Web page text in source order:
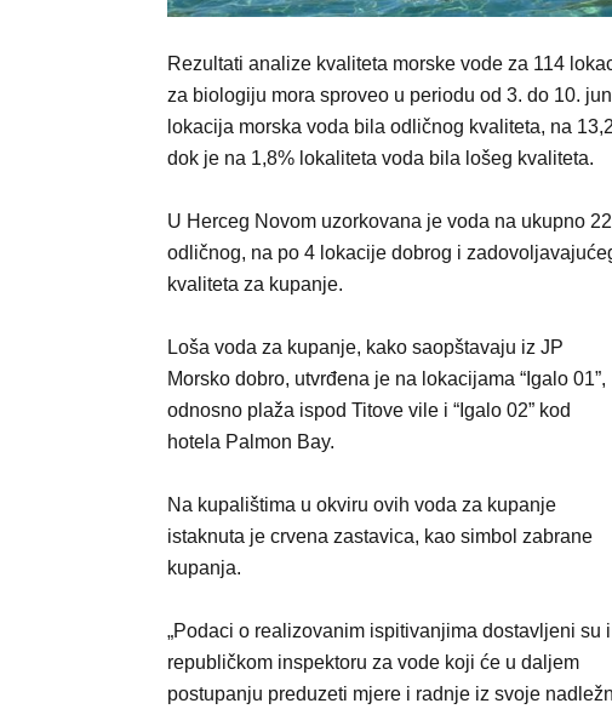
Rezultati analize kvaliteta morske vode za 114
za biologiju mora sproveo u periodu od 3. do 10.
lokacija morska voda bila odličnog kvaliteta, na
dok je na 1,8% lokaliteta voda bila lošeg kvaliteta.
U Herceg Novom uzorkovana je voda na ukupno
odličnog, na po 4 lokacije dobrog i
kvaliteta za kupanje.
Loša voda za kupanje, kako saopštavaju iz JP
Morsko dobro, utvrđena je na lokacijama “Igalo 01”,
odnosno plaža ispod Titove vile i “Igalo 02” kod
hotela Palmon Bay.
Na kupalištima u okviru ovih voda za kupanje
istaknuta je crvena zastavica, kao simbol zabrane
kupanja.
„Podaci o realizovanim ispitivanjima dostavljeni su i
republičkom inspektoru za vode koji će u daljem
postupanju preduzeti mjere i radnje iz svoje